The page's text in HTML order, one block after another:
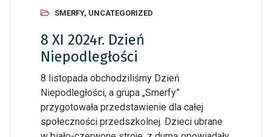
SMERFY, UNCATEGORIZED
8 XI 2024r. Dzień
Niepodległości
8 listopada obchodziliśmy Dzień
Niepodległości, a grupa „Smerfy”
przygotowała przedstawienie dla całej
społeczności przedszkolnej. Dzieci ubrane